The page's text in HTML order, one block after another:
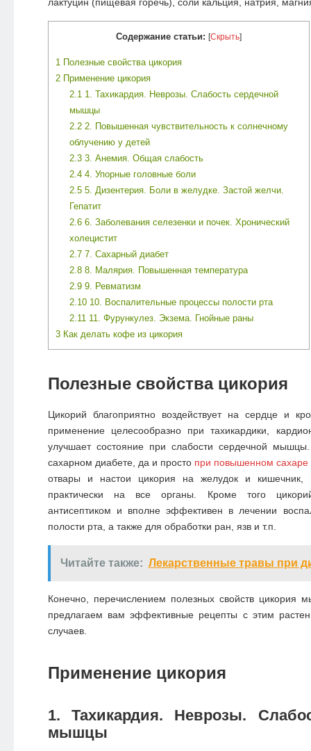
Содержание статьи: [Скрыть]
1Полезные свойства цикория
2Применение цикория
2.11. Тахикардия. Неврозы. Слабость сердечной
мышцы
2.22. Повышенная чувствительность к солнечному
облучению у детей
2.33. Анемия. Общая слабость
2.44. Упорные головные боли
2.55. Дизентерия. Боли в желудке. Застой желчи.
Гепатит
2.66. Заболевания селезенки и почек. Хронический
холецистит
2.77. Сахарный диабет
2.88. Малярия. Повышенная температура
2.99. Ревматизм
2.1010. Воспалительные процессы полости рта
2.1111. Фурункулез. Экзема. Гнойные раны
3Как делать кофе из цикория
Полезные свойства цикория
Цикорий благоприятно воздействует на сердце и
применение целесообразно при тахикардики,
улучшает состояние при слабости сердечной
сахарном диабете, да и просто при повышенном сахаре
отвары и настои цикория на желудок и кишечник,
практически на все органы. Кроме того
антисептиком и вполне эффективен в лечении
полости рта, а также для обработки ран, язв и т.п.
Читайте также: Лекарственные травы при
Конечно, перечислением полезных свойств цикория
предлагаем вам эффективные рецепты с этим
случаев.
Применение цикория
1. Тахикардия. Неврозы.
мышцы